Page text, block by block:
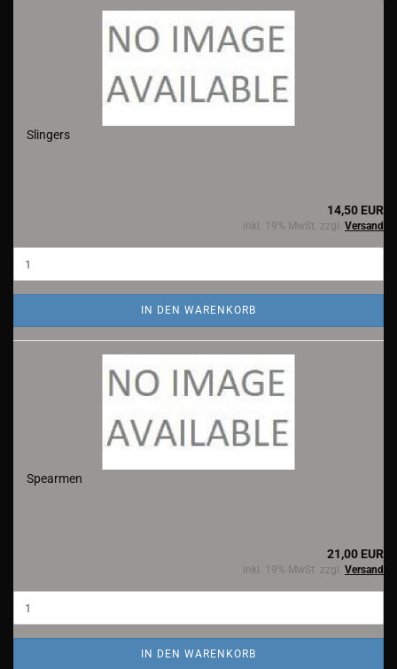
Slingers
14,50 EUR
inkl. 19% MwSt. zzgl. Versand
IN DEN WARENKORB
Spearmen
21,00 EUR
inkl. 19% MwSt. zzgl. Versand
IN DEN WARENKORB